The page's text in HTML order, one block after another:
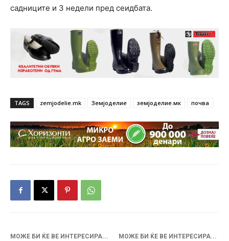
садниците и 3 недели пред сеидбата.
TAGS zemjodelie.mk Земјоделие земјоделие.мк почва
МОЖЕ БИ ЌЕ ВЕ ИНТЕРЕСИРА... МОЖЕ БИ ЌЕ ВЕ ИНТЕРЕСИРА...